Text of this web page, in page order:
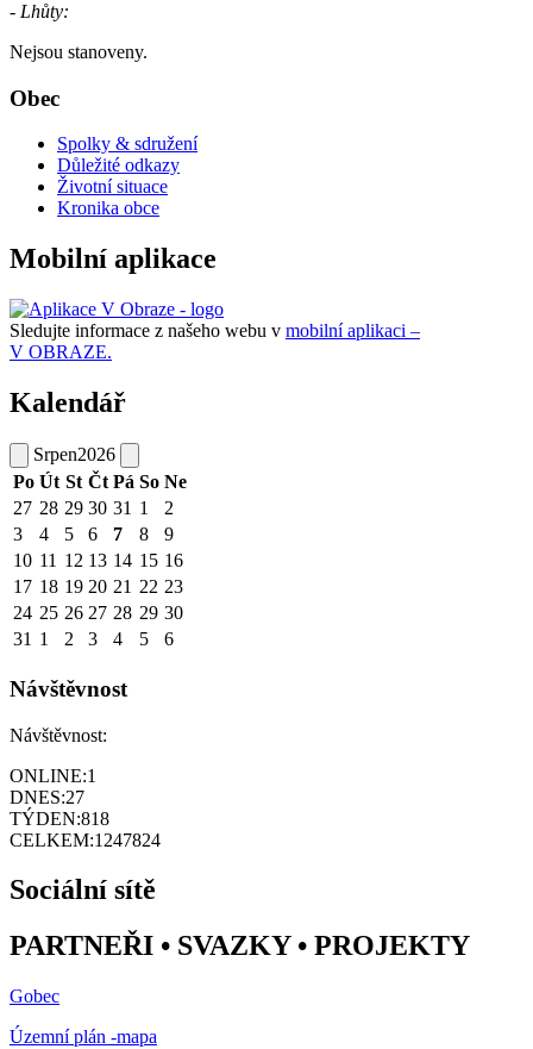
- Lhůty:
Nejsou stanoveny.
Obec
Spolky & sdružení
Důležité odkazy
Životní situace
Kronika obce
Mobilní aplikace
Sledujte informace z našeho webu v mobilní aplikaci –
V OBRAZE.
Kalendář
Srpen2026
Po Út St Čt Pá So Ne
27 28 29 30 31 1
2
3
4 5 6 7 8
9
10 11 12 13 14 15 16
17 18 19 20 21 22 23
24 25 26 27 28 29 30
31 1 2 3 4 5 6
Návštěvnost
Návštěvnost:
ONLINE:1
DNES:27
TÝDEN:818
CELKEM:1247824
Sociální sítě
PARTNEŘI • SVAZKY • PROJEKTY
Gobec
Územní plán -mapa